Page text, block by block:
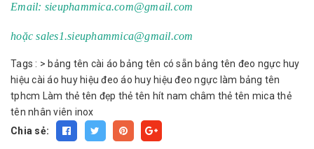
Email: sieuphammica.com@gmail.com
hoặcsales1.sieuphammica@gmail.com
Tags : > bảng tên cài áo bảng tên có sẵn bảng tên đeo ngực huy
hiệu cài áo huy hiệu đeo áo huy hiệu đeo ngực làm bảng tên
tphcm
Làm thẻ tên đẹp thẻ tên hít nam châm thẻ tên mica thẻ
tên nhân viên inox
Chia sẻ: